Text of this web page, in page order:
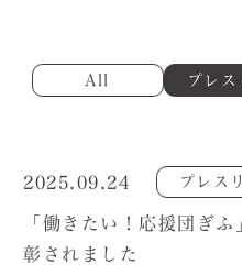
All プレス
2025.09.24 プレス
「働きたい！応援団ぎ
彰されました